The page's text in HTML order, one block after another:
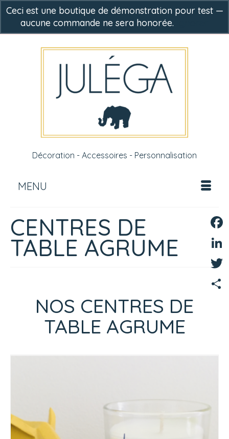
- 0,00€
Décoration - Accessoires - Personnalisation
MENU
CENTRES DE
TABLE AGRUME
NOS CENTRES DE
TABLE AGRUME
Ceci est une boutique de démonstration pour test —
aucune commande ne sera honorée.